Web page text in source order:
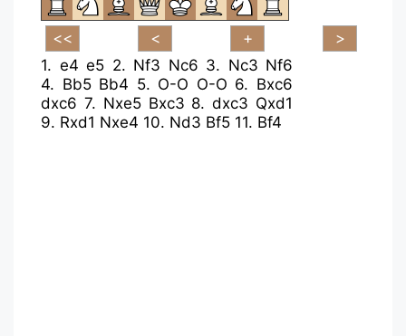
1. e4 e5 2. Nf3 Nc6 3. Nc3 Nf6
4. Bb5 Bb4 5. O-O O-O 6. Bxc6
dxc6 7. Nxe5 Bxc3 8.dxc3 Qxd1
9. Rxd1 Nxe4 10. Nd3 Bf5 11. Bf4